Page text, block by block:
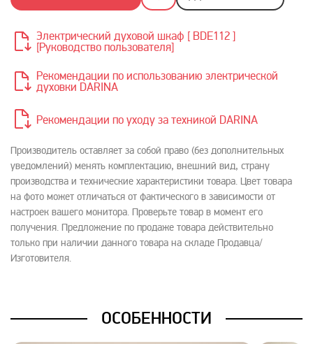
Производитель оставляет за собой право (без дополнительных
уведомлений) менять комплектацию, внешний вид, страну
производства и технические характеристики товара. Цвет товара
на фото может отличаться от фактического в зависимости от
настроек вашего монитора. Проверьте товар в момент его
получения. Предложение по продаже товара действительно
только при наличии данного товара на складе Продавца/
Изготовителя.
Электрический духовой шкаф [ BDE112 ]
[Руководство пользователя]
Рекомендации по использованию электрической
духовки DARINA
Рекомендации по уходу за техникой DARINA
ОСОБЕННОСТИ